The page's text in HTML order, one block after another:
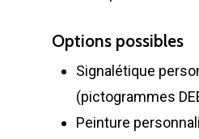
Options possibles
Signalétique
(pictogrammes
Peinture